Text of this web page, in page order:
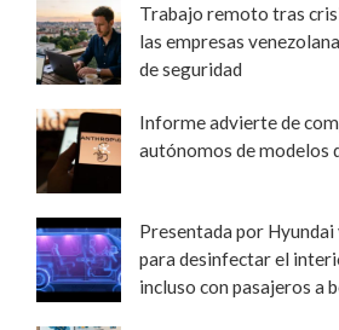
Trabajo remoto tras
las empresas
de seguridad
Informe advierte de
autónomos de modelos
Presentada por
para desinfectar el
incluso con pasajeros a